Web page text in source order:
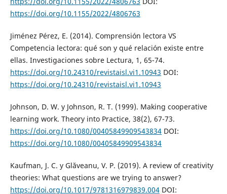
https://doi.org/10.1155/2022/4806763
Jiménez Pérez, E. (2014). Comprensión lectora VS
Competencia lectora: qué son y qué relación existe entre
ellas. Investigaciones sobre Lectura, 1, 65-74.
https://doi.org/10.24310/revistaisl.vi1.10943 DOI:
https://doi.org/10.24310/revistaisl.vi1.10943
Johnson, D. W. y Johnson, R. T. (1999). Making cooperative
learning work. Theory into Practice, 38(2), 67-73.
https://doi.org/10.1080/00405849909543834DOI:
https://doi.org/10.1080/00405849909543834
Kaufman, J. C. y Glăveanu, V. P. (2019). A review of creativity
theories: What questions are we trying to answer?
https://doi.org/10.1017/9781316979839.004DOI: